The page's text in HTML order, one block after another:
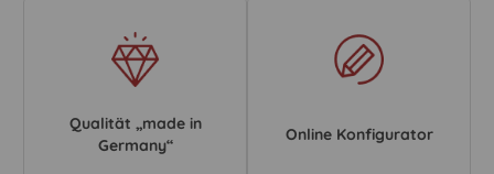
Qualität „made in
Germany“
Online Konfigurator